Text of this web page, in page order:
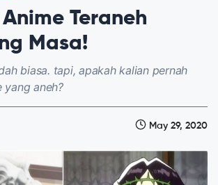
Anime Teraneh
Masa!
biasa. tapi, apakah kalian pernah
yang aneh?
May 29, 2020